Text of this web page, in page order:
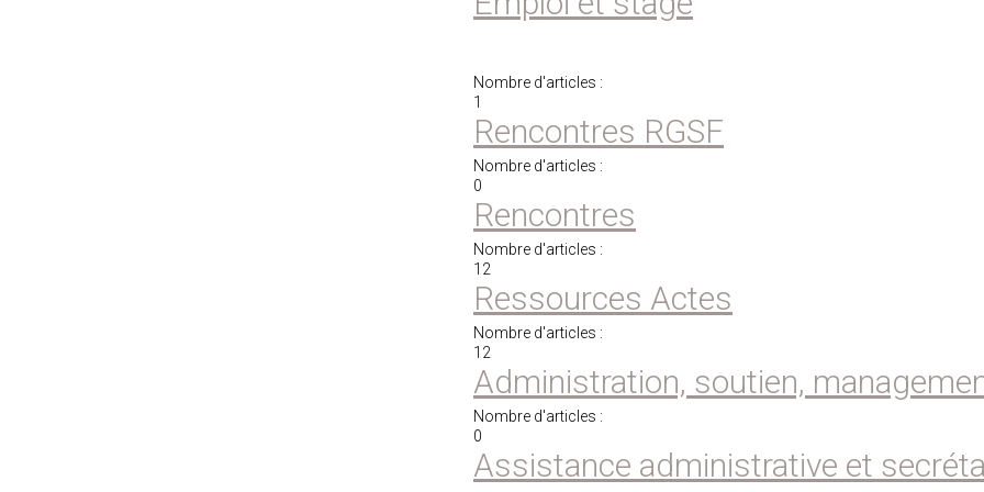
Nombre d'articles :
1
Rencontres RGSF
Nombre d'articles :
0
Rencontres
Nombre d'articles :
12
Ressources Actes
Nombre d'articles :
12
Administration, soutien,
Nombre d'articles :
0
Assistance administrative et